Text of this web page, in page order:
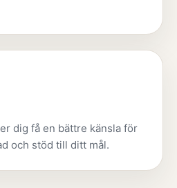
dig få en bättre känsla för
och stöd till ditt mål.